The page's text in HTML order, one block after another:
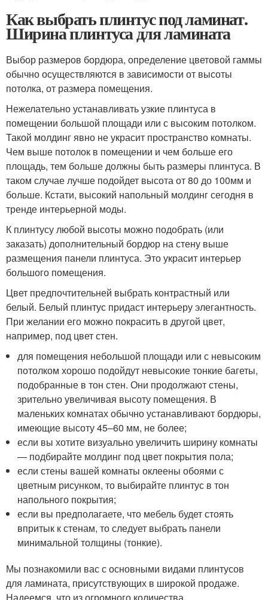
Как выбрать плинтус под ламинат.
Ширина плинтуса для ламината
Выбор размеров бордюра, определение цветовой гаммы
обычно осуществляются в зависимости от высоты
потолка, от размера помещения.
Нежелательно устанавливать узкие плинтуса в
помещении большой площади или с высоким потолком.
Такой молдинг явно не украсит пространство комнаты.
Чем выше потолок в помещении и чем больше его
площадь, тем больше должны быть размеры плинтуса. В
таком случае лучше подойдет высота от 80 до 100мм и
больше. Кстати, высокий напольный молдинг сегодня в
тренде интерьерной моды.
К плинтусу любой высоты можно подобрать (или
заказать) дополнительный бордюр на стену выше
размещения панели плинтуса. Это украсит интерьер
большого помещения.
Цвет предпочтительней выбрать контрастный или
белый. Белый плинтус придаст интерьеру элегантность.
При желании его можно покрасить в другой цвет,
например, под цвет стен.
для помещения небольшой площади или с невысоким
потолком хорошо подойдут невысокие тонкие багеты,
подобранные в тон стен. Они продолжают стены,
зрительно увеличивая высоту помещения. В
маленьких комнатах обычно устанавливают бордюры,
имеющие высоту 45–60 мм, не более;
если вы хотите визуально увеличить ширину комнаты
— подбирайте молдинг под цвет покрытия пола;
если стены вашей комнаты оклеены обоями с
цветным рисунком, то выбирайте плинтус в тон
напольного покрытия;
если вы предполагаете, что мебель будет стоять
впритык к стенам, то следует выбрать панели
минимальной толщины (тонкие).
Мы познакомили вас с основными видами плинтусов
для ламината, присутствующих в широкой продаже.
Надеемся, что из огромного количества